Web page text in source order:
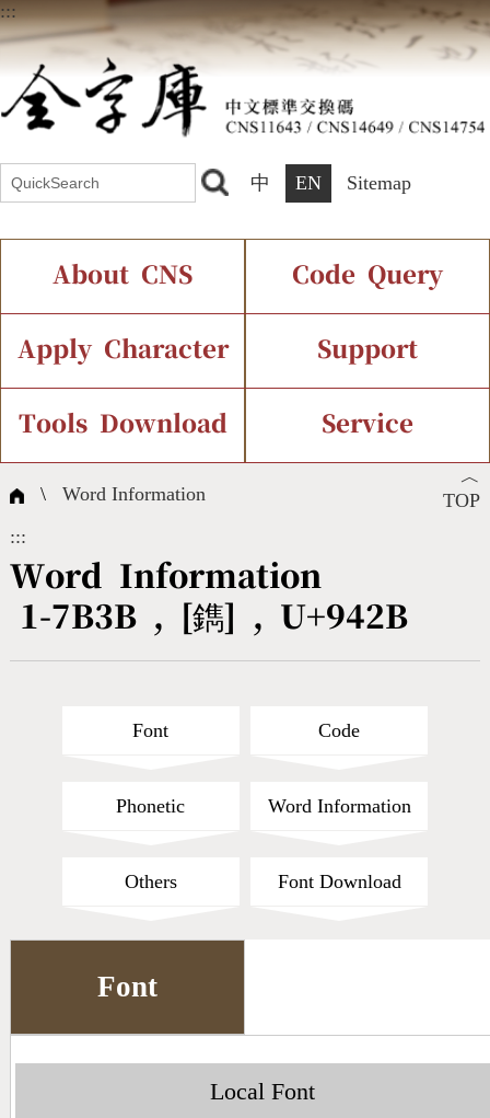
:::
中 EN Sitemap
About CNS
Introduction Current Status
Chinese Code Status
Terms
International Org.
Code Query
IDS Query
Components Query
Composite Query
Bopomofo Query
Cang-Jie Query
CNS Query
Apply Character
Application Process
Support
Font Instant Display
Character Creation
CNS Authorization
Tools Download
Character Create Tools
Fonts Download
Service
FAQ
Satisfaction Survey
︿
TOP
\Word Information
:::
Word Information
1-7B3B , [鐫] , U+942B
Font Code
Phonetic Word Information
Others Font Download
Font
Local Font